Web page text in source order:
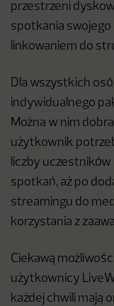
przestrzeni
spotkania
linkowaniem do
Dla wszystkich
indywidualnego
Można w nim
użytkownik
liczby uczestników
spotkań, aż po
streamingu do
korzystania z
Ciekawą
użytkownicy
każdej chwili mają